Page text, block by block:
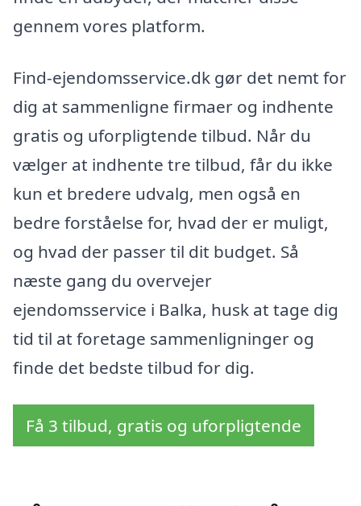
gennem vores platform.
Find-ejendomsservice.dk gør det nemt for
dig at sammenligne firmaer og indhente
gratis og uforpligtende tilbud. Når du
vælger at indhente tre tilbud, får du ikke
kun et bredere udvalg, men også en
bedre forståelse for, hvad der er muligt,
og hvad der passer til dit budget. Så
næste gang du overvejer
ejendomsservice i Balka, husk at tage dig
tid til at foretage sammenligninger og
finde det bedste tilbud for dig.
Få 3 tilbud, gratis og uforpligtende